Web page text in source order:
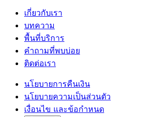
เกี่ยวกับเรา
บทความ
พื้นที่บริการ
คำถามที่พบบ่อย
ติดต่อเรา
นโยบายการคืนเงิน
นโยบายความเป็นส่วนตัว
เงื่อนไข และข้อกำหนด